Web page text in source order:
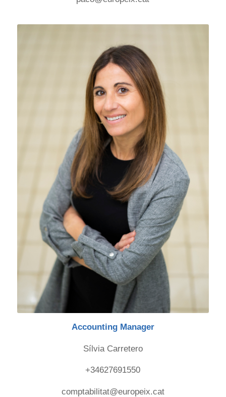
Accounting Manager
Sílvia Carretero
+34627691550
comptabilitat@europeix.cat